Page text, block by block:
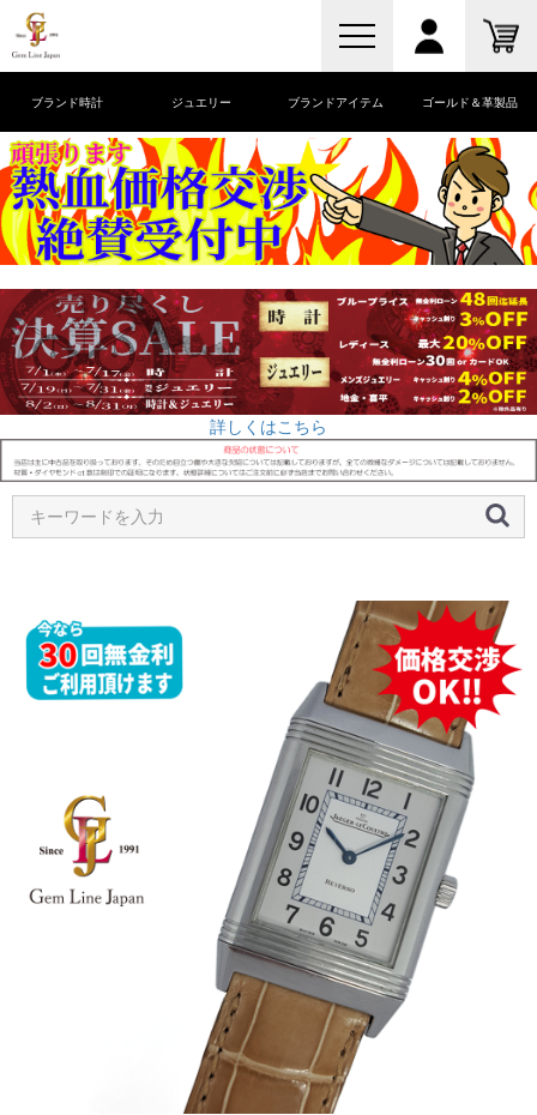
ブランド時計 ジュエリー ブランドアイテム ゴールド＆革製品
詳しくはこちら